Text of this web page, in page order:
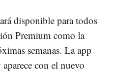
disponible para todos
Premium como la
semanas. La app
con el nuevo